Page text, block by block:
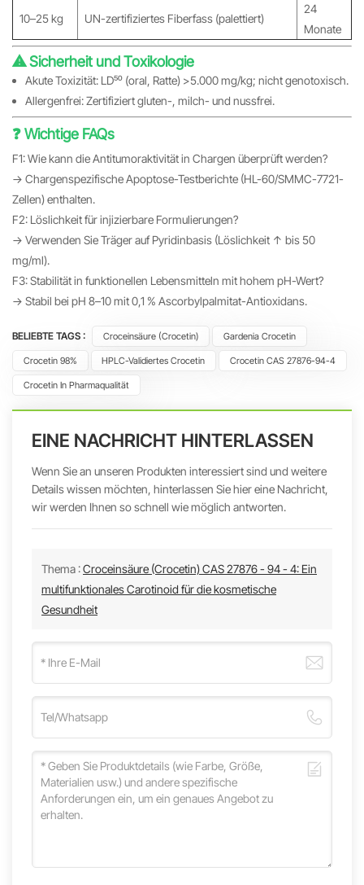
10–25 kg UN-zertifiziertes Fiberfass (palettiert)
24
Monate
⚠️ Sicherheit und Toxikologie
Akute Toxizität: LD₅₀ (oral, Ratte) >5.000 mg/kg; nicht genotoxisch.
Allergenfrei: Zertifiziert gluten-, milch- und nussfrei.
❓ Wichtige FAQs
F1: Wie kann die Antitumoraktivität in Chargen überprüft werden?
→ Chargenspezifische Apoptose-Testberichte (HL-60/SMMC-7721-
Zellen) enthalten.
F2: Löslichkeit für injizierbare Formulierungen?
→ Verwenden Sie Träger auf Pyridinbasis (Löslichkeit ↑ bis 50
mg/ml).
F3: Stabilität in funktionellen Lebensmitteln mit hohem pH-Wert?
→ Stabil bei pH 8–10 mit 0,1 % Ascorbylpalmitat-Antioxidans.
BELIEBTE TAGS : Croceinsäure (Crocetin) Gardenia Crocetin
Crocetin 98% HPLC-Validiertes Crocetin Crocetin CAS 27876-94-4
Crocetin In Pharmaqualität
EINE NACHRICHT HINTERLASSEN
Wenn Sie an unseren Produkten interessiert sind und weitere
Details wissen möchten, hinterlassen Sie hier eine Nachricht,
wir werden Ihnen so schnell wie möglich antworten.
Thema :Croceinsäure (Crocetin) CAS 27876 - 94 - 4: Ein
multifunktionales Carotinoid für die kosmetische
Gesundheit